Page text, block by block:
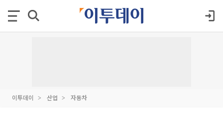
이투데이 산업 자동차